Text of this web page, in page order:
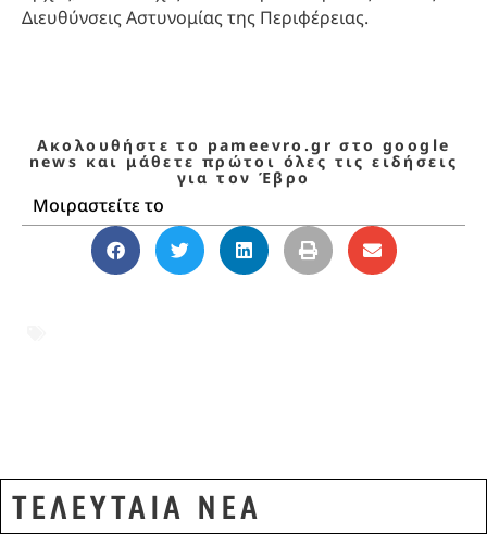
Διευθύνσεις Αστυνομίας της Περιφέρειας.
Ακολουθήστε το pameevro.gr στο google
news και μάθετε πρώτοι όλες τις ειδήσεις
για τον Έβρο
Μοιραστείτε το
ΤΕΛΕΥΤΑΙΑ ΝΕΑ